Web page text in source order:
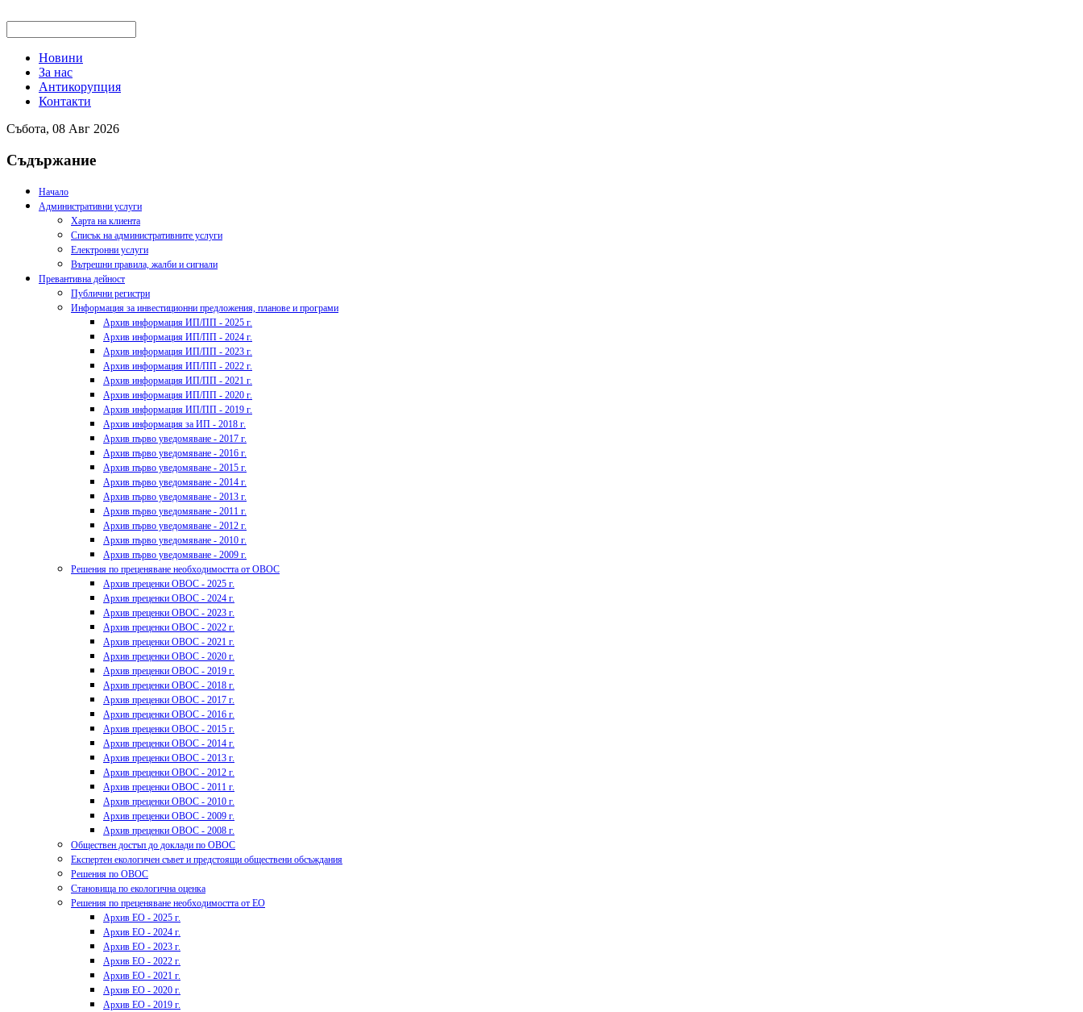
Новини
За нас
Антикорупция
Контакти
Събота, 08 Авг 2026
Съдържание
Начало
Административни услуги
Харта на клиента
Списък на административните услуги
Електронни услуги
Вътрешни правила, жалби и сигнали
Превантивна дейност
Публични регистри
Информация за инвестиционни предложения, планове и програми
Архив информация ИП/ПП - 2025 г.
Архив информация ИП/ПП - 2024 г.
Архив информация ИП/ПП - 2023 г.
Архив информация ИП/ПП - 2022 г.
Архив информация ИП/ПП - 2021 г.
Архив информация ИП/ПП - 2020 г.
Архив информация ИП/ПП - 2019 г.
Архив информация за ИП - 2018 г.
Архив първо уведомяване - 2017 г.
Архив първо уведомяване - 2016 г.
Архив първо уведомяване - 2015 г.
Архив първо уведомяване - 2014 г.
Архив първо уведомяване - 2013 г.
Архив първо уведомяване - 2011 г.
Архив първо уведомяване - 2012 г.
Архив първо уведомяване - 2010 г.
Архив първо уведомяване - 2009 г.
Решения по преценяване необходимостта от ОВОС
Архив преценки ОВОС - 2025 г.
Архив преценки ОВОС - 2024 г.
Архив преценки ОВОС - 2023 г.
Архив преценки ОВОС - 2022 г.
Архив преценки ОВОС - 2021 г.
Архив преценки ОВОС - 2020 г.
Архив преценки ОВОС - 2019 г.
Архив преценки ОВОС - 2018 г.
Архив преценки ОВОС - 2017 г.
Архив преценки ОВОС - 2016 г.
Архив преценки ОВОС - 2015 г.
Архив преценки ОВОС - 2014 г.
Архив преценки ОВОС - 2013 г.
Архив преценки ОВОС - 2012 г.
Архив преценки ОВОС - 2011 г.
Архив преценки ОВОС - 2010 г.
Архив преценки ОВОС - 2009 г.
Архив преценки ОВОС - 2008 г.
Обществен достъп до доклади по ОВОС
Експертен екологичен съвет и предстоящи обществени обсъждания
Решения по ОВОС
Становища по екологична оценка
Решения по преценяване необходимостта от ЕО
Архив ЕО - 2025 г.
Архив ЕО - 2024 г.
Архив ЕО - 2023 г.
Архив ЕО - 2022 г.
Архив ЕО - 2021 г.
Архив ЕО - 2020 г.
Архив ЕО - 2019 г.